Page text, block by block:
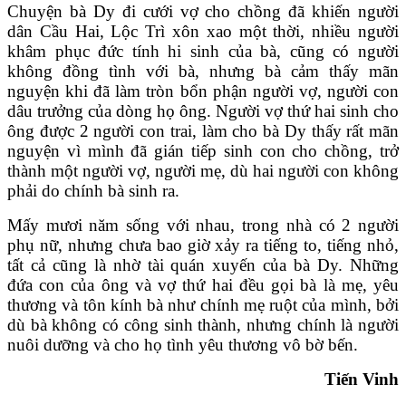
Chuyện bà Dy đi cưới vợ cho chồng đã khiến người
dân Cầu Hai, Lộc Trì xôn xao một thời, nhiều người
khâm phục đức tính hi sinh của bà, cũng có người
không đồng tình với bà, nhưng bà cảm thấy mãn
nguyện khi đã làm tròn bổn phận người vợ, người con
dâu trưởng của dòng họ ông. Người vợ thứ hai sinh cho
ông được 2 người con trai, làm cho bà Dy thấy rất mãn
nguyện vì mình đã gián tiếp sinh con cho chồng, trở
thành một người vợ, người mẹ, dù hai người con không
phải do chính bà sinh ra.
Mấy mươi năm sống với nhau, trong nhà có 2 người
phụ nữ, nhưng chưa bao giờ xảy ra tiếng to, tiếng nhỏ,
tất cả cũng là nhờ tài quán xuyến của bà Dy. Những
đứa con của ông và vợ thứ hai đều gọi bà là mẹ, yêu
thương và tôn kính bà như chính mẹ ruột của mình, bởi
dù bà không có công sinh thành, nhưng chính là người
nuôi dưỡng và cho họ tình yêu thương vô bờ bến.
Tiến Vinh